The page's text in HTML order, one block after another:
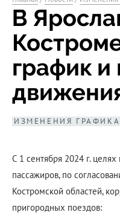
В
график
ИЗМЕНЕНИЯ
С 1 сентября 2024 г.
пассажиров, по
Костромской областей,
пригородных поездов: